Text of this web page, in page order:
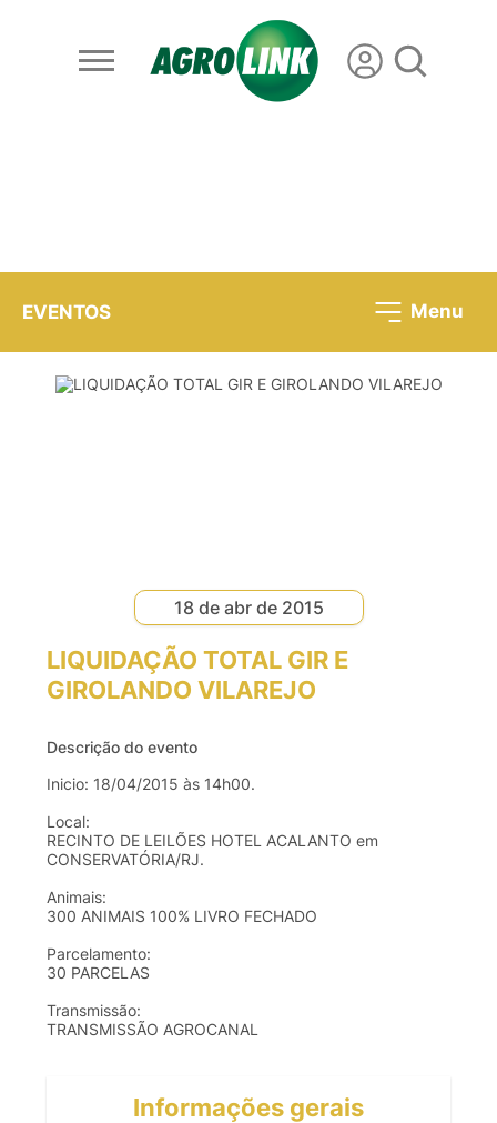
EVENTOS Menu
18 de abr de 2015
LIQUIDAÇÃO TOTAL GIR E
GIROLANDO VILAREJO
Descrição do evento
Inicio: 18/04/2015 às 14h00.
Local:
RECINTO DE LEILÕES HOTEL ACALANTO em
CONSERVATÓRIA/RJ.
Animais:
300 ANIMAIS 100% LIVRO FECHADO
Parcelamento:
30 PARCELAS
Transmissão:
TRANSMISSÃO AGROCANAL
Informações gerais